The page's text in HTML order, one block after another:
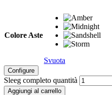
Colore Aste
Svuota
Configure
Sleeg completo quantità
Aggiungi al carrello